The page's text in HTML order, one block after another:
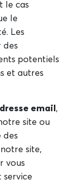
le cas
le
Les
des
potentiels
et autres
email ,
site ou
des
site,
vous